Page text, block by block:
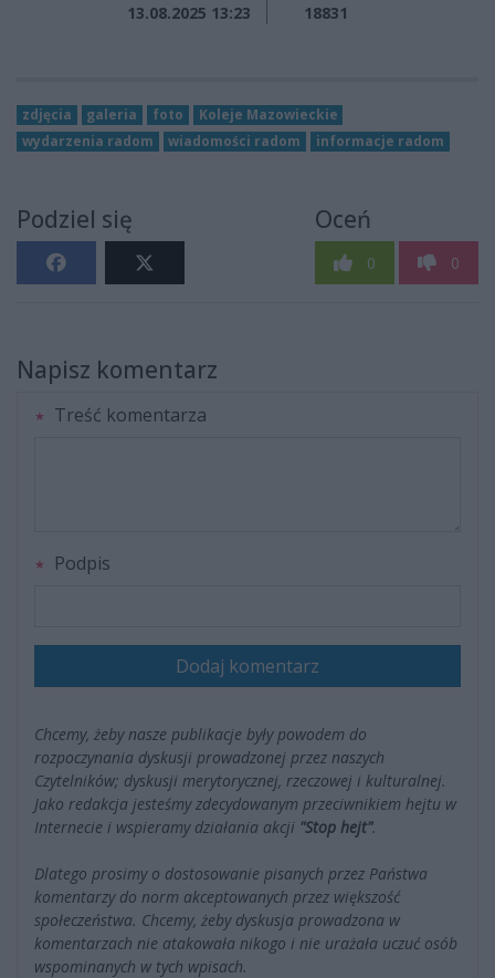
13.08.2025 13:23
18831
zdjęcia galeria foto
Koleje Mazowieckie
wydarzenia radom
wiadomości radom informacje radom
Podziel się Oceń
0 0
Napisz komentarz
Treść komentarza
Podpis
Dodaj komentarz
Chcemy, żeby nasze publikacje były powodem do
rozpoczynania dyskusji prowadzonej przez naszych
Czytelników; dyskusji merytorycznej, rzeczowej i kulturalnej.
Jako redakcja jesteśmy zdecydowanym przeciwnikiem hejtu w
Internecie i wspieramy działania akcji "Stop hejt".
Dlatego prosimy o dostosowanie pisanych przez Państwa
komentarzy do norm akceptowanych przez większość
społeczeństwa. Chcemy, żeby dyskusja prowadzona w
komentarzach nie atakowała nikogo i nie urażała uczuć osób
wspominanych w tych wpisach.